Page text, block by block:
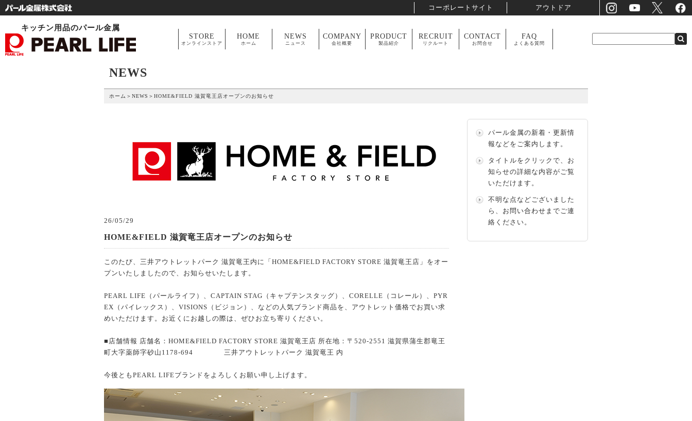
コーポレートサイト アウトドア
キッチン用品のパール金属
STORE
オンラインストア
HOME
ホーム
NEWS
ニュース
COMPANY
会社概要
PRODUCT
製品紹介
RECRUIT
リクルート
CONTACT
お問合せ
FAQ
よくある質問
NEWS
ホーム ＞ NEWS ＞ HOME&FIELD 滋賀竜王店オープンのお知らせ
26/05/29
HOME&FIELD 滋賀竜王店オープンのお知らせ
このたび、三井アウトレットパーク 滋賀竜王内に「HOME&FIELD FACTORY STORE 滋賀竜王店」をオー
プンいたしましたので、お知らせいたします。
PEARL LIFE（パールライフ）、CAPTAIN STAG（キャプテンスタッグ）、CORELLE（コレール）、PYR
EX（パイレックス）、VISIONS（ビジョン）、などの人気ブランド商品を、アウトレット価格でお買い求
めいただけます。お近くにお越しの際は、ぜひお立ち寄りください。
■店舗情報 店舗名：HOME&FIELD FACTORY STORE 滋賀竜王店 所在地：〒520-2551 滋賀県蒲生郡竜王
町大字薬師字砂山1178-694 三井アウトレットパーク 滋賀竜王 内
今後ともPEARL LIFEブランドをよろしくお願い申し上げます。
パール金属の新着・更新情
報などをご案内します。
タイトルをクリックで、お
知らせの詳細な内容がご覧
いただけます。
不明な点などございました
ら、 お問い合わせ までご連
絡ください。